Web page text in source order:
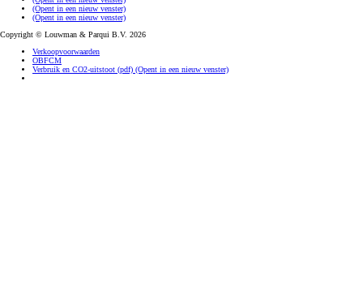
(Opent in een nieuw venster)
(Opent in een nieuw venster)
Copyright © Louwman & Parqui B.V. 2026
Verkoopvoorwaarden
OBFCM
Verbruik en CO2-uitstoot (pdf) (Opent in een nieuw venster)